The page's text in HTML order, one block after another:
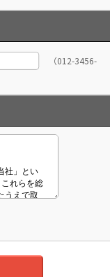
（012-3456-